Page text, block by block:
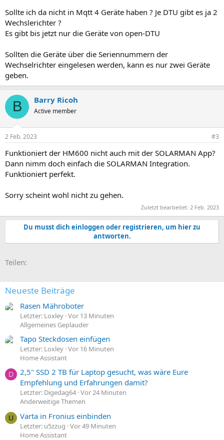
Sollte ich da nicht in Mqtt 4 Geräte haben ? Je DTU gibt es ja 2
Wechslerichter ?
Es gibt bis jetzt nur die Geräte von open-DTU
Sollten die Geräte über die Seriennummern der
Wechselrichter eingelesen werden, kann es nur zwei Geräte
geben.
B Barry Ricoh
Active member
2 Feb. 2023 #3
Funktioniert der HM600 nicht auch mit der SOLARMAN App?
Dann nimm doch einfach die SOLARMAN Integration.
Funktioniert perfekt.
Sorry scheint wohl nicht zu gehen.
Zuletzt bearbeitet: 2 Feb. 2023
Du musst dich einloggen oder registrieren, um hier zu
antworten.
Teilen:
Neueste Beiträge
Rasen Mähroboter
Letzter: Loxley Vor 13 Minuten
Allgemeines Geplauder
Tapo Steckdosen einfügen
Letzter: Loxley Vor 16 Minuten
Home Assistant
D
2,5" SSD 2 TB für Laptop gesucht, was wäre Eure
Empfehlung und Erfahrungen damit?
Letzter: Digedag64 Vor 24 Minuten
Anderweitige Themen
U Varta in Fronius einbinden
Letzter: u5zzug Vor 49 Minuten
Home Assistant